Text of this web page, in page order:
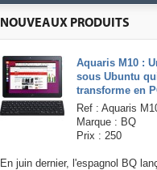
NOUVEAUX PRODUITS
Aquaris M10 :
sous Ubuntu
transforme en
Ref : Aquaris
Marque : BQ
Prix : 250
En juin dernier, l'espagnol BQ